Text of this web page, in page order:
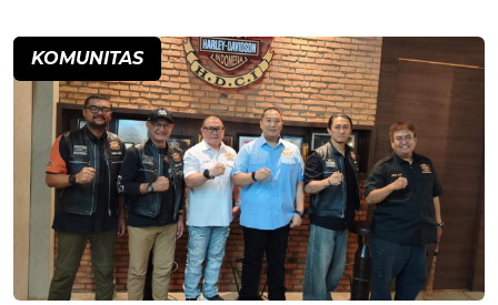
KOMUNITAS